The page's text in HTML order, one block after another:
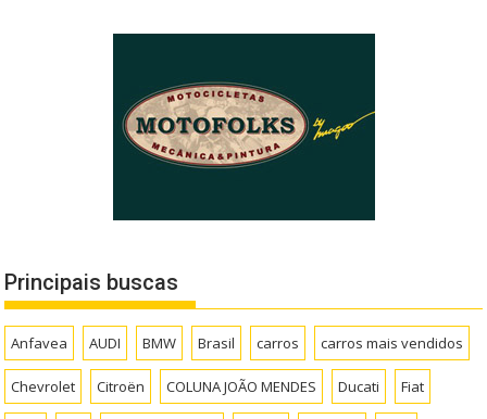
Principais buscas
Anfavea AUDI BMW Brasil carros carros mais vendidos
Chevrolet Citroën COLUNA JOÃO MENDES Ducati Fiat